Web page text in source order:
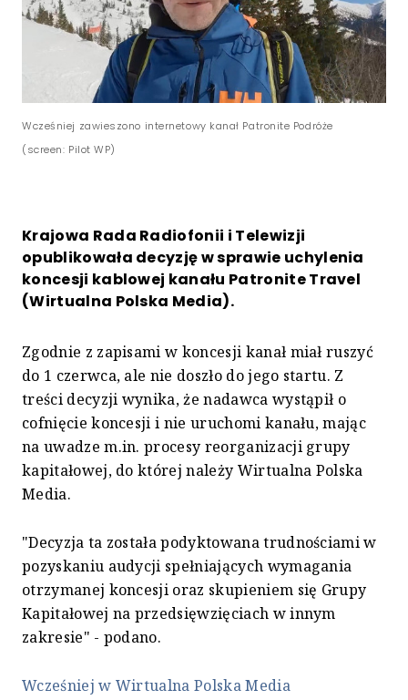
Wcześniej zawieszono internetowy kanał Patronite Podróże
(screen: Pilot WP)
Krajowa Rada Radiofonii i Telewizji
opublikowała decyzję w sprawie uchylenia
koncesji kablowej kanału Patronite Travel
(Wirtualna Polska Media).
Zgodnie z zapisami w koncesji kanał miał ruszyć
do 1 czerwca, ale nie doszło do jego startu. Z
treści decyzji wynika, że nadawca wystąpił o
cofnięcie koncesji i nie uruchomi kanału, mając
na uwadze m.in. procesy reorganizacji grupy
kapitałowej, do której należy Wirtualna Polska
Media.
"Decyzja ta została podyktowana trudnościami w
pozyskaniu audycji spełniających wymagania
otrzymanej koncesji oraz skupieniem się Grupy
Kapitałowej na przedsięwzięciach w innym
zakresie" - podano.
Wcześniej w Wirtualna Polska Media